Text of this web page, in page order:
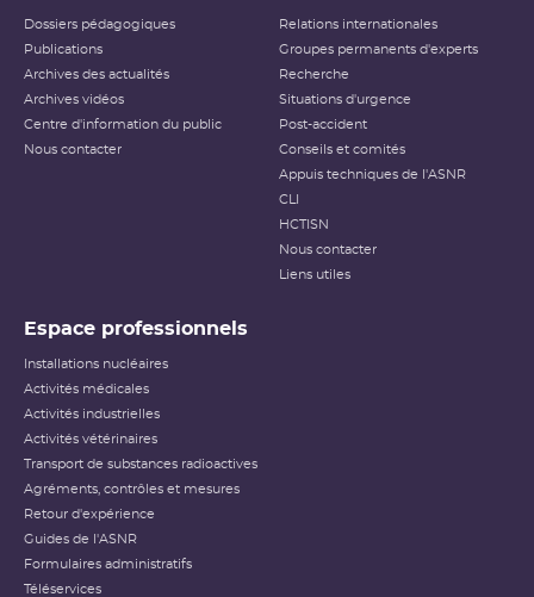
Dossiers pédagogiques
Publications
Archives des actualités
Archives vidéos
Centre d'information du public
Nous contacter
Relations internationales
Groupes permanents d'experts
Recherche
Situations d'urgence
Post-accident
Conseils et comités
Appuis techniques de l'ASNR
CLI
HCTISN
Nous contacter
Liens utiles
Espace professionnels
Installations nucléaires
Activités médicales
Activités industrielles
Activités vétérinaires
Transport de substances radioactives
Agréments, contrôles et mesures
Retour d'expérience
Guides de l'ASNR
Formulaires administratifs
Téléservices